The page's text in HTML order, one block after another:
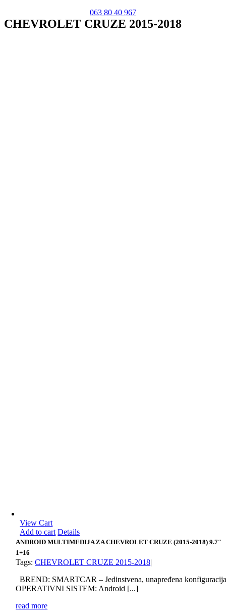
063 80 40 967
CHEVROLET CRUZE 2015-2018
View Cart
Add to cart Details
ANDROID MULTIMEDIJA ZA CHEVROLET CRUZE (2015-2018) 9.7″
1+16
Tags:CHEVROLET CRUZE 2015-2018|
BREND: SMARTCAR – Jedinstvena, unapređena
OPERATIVNI SISTEM: Android [...]
read more